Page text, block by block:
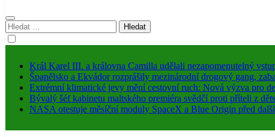
Vyhledávání
Král Karel III. a královna Camilla udělali nezapomenutelný
Španělsko a Ekvádor rozprášily mezinárodní drogový gang,
Extrémní klimatické jevy mění cestovní ruch: Nová výzva pro
Bývalý šéf kabinetu maltského premiéra svědčí proti příteli z
NASA otestuje měsíční moduly SpaceX a Blue Origin před